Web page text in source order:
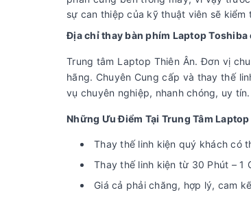
sự can thiệp của kỹ thuật viên sẽ
Địa chỉ thay bàn phím Laptop
Trung tâm Laptop Thiên Ân. Đơn vị
hãng. Chuyên Cung cấp và thay thế
vụ chuyên nghiệp, nhanh chóng, uy tín.
Những Ưu Điểm Tại Trung Tâm
Thay thế linh kiện quý khách có
Thay thế linh kiện từ 30 Phút – 1
Giá cả phải chăng, hợp lý, cam